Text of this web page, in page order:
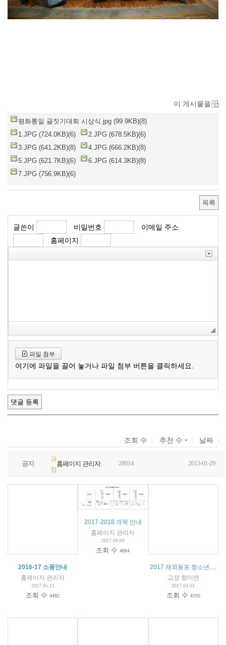
이 게시물을
평화통일 글짓기대회 시상식.jpg (99.9KB)(8)
1.JPG (724.0KB)(6)
2.JPG (678.5KB)(6)
3.JPG (641.2KB)(8)
4.JPG (666.2KB)(8)
5.JPG (621.7KB)(6)
6.JPG (614.3KB)(8)
7.JPG (756.9KB)(6)
목록
글쓴이 비밀번호
이메일 주소
홈페이지
파일 첨부
여기에 파일을 끌어 놓거나 파일 첨부 버튼을 클릭하세요.
조회 수 추천 수 날짜
공지
규
정
홈페이지 관리자 28014 2013-01-29
2016-17 소풍안내
홈페이지 관리자
2017.05.11
조회 수4482
2017-2018 개학 안내
홈페이지 관리자
2017.09.09
조회 수4064
교장 함미연
2017.04.01
조회 수 4195